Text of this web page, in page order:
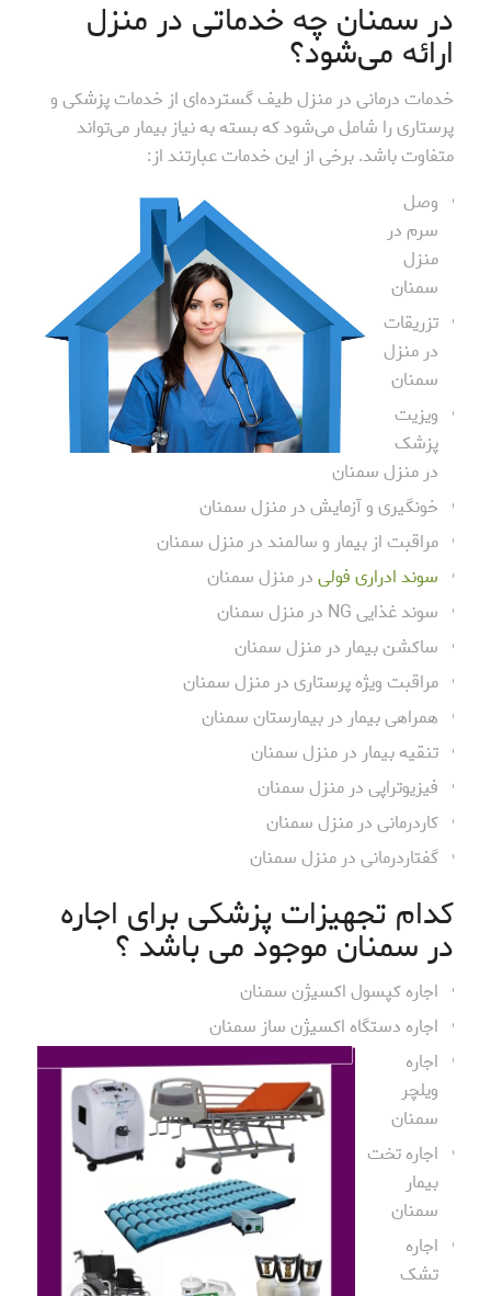
در سمنان چه خدماتی در منزل
ارائه می‌شود؟
خدمات درمانی در منزل طیف گسترده‌ای از خدمات پزشکی و
پرستاری را شامل می‌شود که بسته به نیاز بیمار می‌تواند
متفاوت باشد. برخی از این خدمات عبارتند از:
وصل
سرم در
منزل
سمنان
تزریقات
در منزل
سمنان
ویزیت
پزشک
در منزل سمنان
خونگیری و آزمایش در منزل سمنان
مراقبت از بیمار و سالمند در منزل سمنان
سوند ادراری فولیدر منزل سمنان
سوند غذایی NG در منزل سمنان
ساکشن بیمار در منزل سمنان
مراقبت ویژه پرستاری در منزل سمنان
همراهی بیمار در بیمارستان سمنان
تنقیه بیمار در منزل سمنان
فیزیوتراپی در منزل سمنان
کاردرمانی در منزل سمنان
گفتاردرمانی در منزل سمنان
کدام تجهیزات پزشکی برای اجاره
در سمنان موجود می باشد ؟
اجاره کپسول اکسیژن سمنان
اجاره دستگاه اکسیژن ساز سمنان
اجاره
ویلچر
سمنان
اجاره تخت
بیمار
سمنان
اجاره
تشک